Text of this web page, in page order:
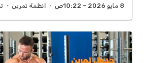
8 مايو 2026 - 10:22ص انظمة تمرين